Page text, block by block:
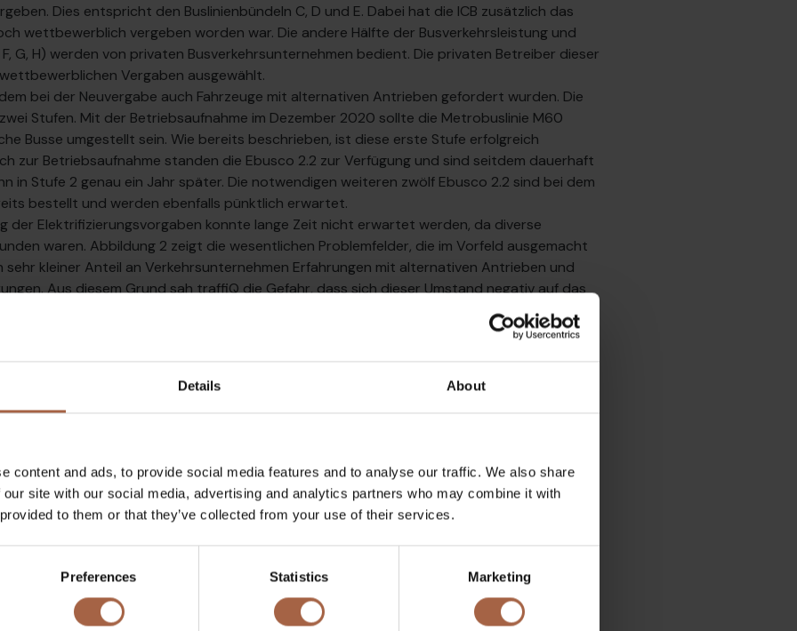
Details About
content and ads, to provide social media features and to analyse our traffic. We also share
site with our social media, advertising and analytics partners who may combine it with
to them or that they’ve collected from your use of their services.
Preferences Statistics Marketing
Dies entspricht den Buslinienbündeln C, D und E. Dabei hat die ICB zusätzlich das
wettbewerblich vergeben worden war. Die andere Hälfte der Busverkehrsleistung und
G, H) werden von privaten Busverkehrsunternehmen bedient. Die privaten Betreiber dieser
Vergaben ausgewählt.
bei der Neuvergabe auch Fahrzeuge mit alternativen Antrieben gefordert wurden. Die
Stufen. Mit der Betriebsaufnahme im Dezember 2020 sollte die Metrobuslinie M60
Busse umgestellt sein. Wie bereits beschrieben, ist diese erste Stufe erfolgreich
zur Betriebsaufnahme standen die Ebusco 2.2 zur Verfügung und sind seitdem dauerhaft
in Stufe 2 genau ein Jahr später. Die notwendigen weiteren zwölf Ebusco 2.2 sind bei dem
bestellt und werden ebenfalls pünktlich erwartet.
der Elektrifizierungsvorgaben konnte lange Zeit nicht erwartet werden, da diverse
waren. Abbildung 2 zeigt die wesentlichen Problemfelder, die im Vorfeld ausgemacht
sehr kleiner Anteil an Verkehrsunternehmen Erfahrungen mit alternativen Antrieben und
Aus diesem Grund sah traffiQ die Gefahr, dass sich dieser Umstand negativ auf das
Bieter sowie die erforderlichen Rüstzeiten auswirken kann. Damit einher geht das Risiko
notwendigen Investitionen und Unwägbarkeiten einpreisen. In Folge dessen zog traffiQ
sollte. Resultate sollten dann in die Vergabeunterlagen einfließen, damit ein für
Prozess entwickelt werden kann. Die Bieter nahmen jedoch das
da befürchtet wurde, dass es zu einem Ideenverlust kommt, wenn detaillierte Konzepte
gewechselt. Dieses konnte im Februar 2020 erfolgreich abgeschlossen
Main GmbH erhielt den Zuschlag für das Bündel A.